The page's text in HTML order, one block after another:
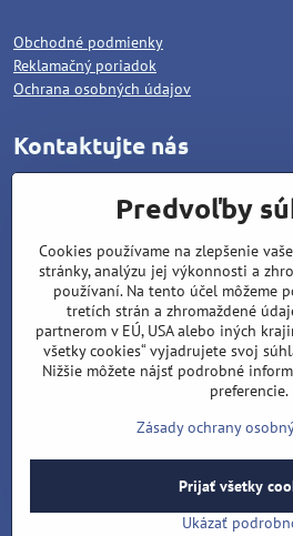
Obchodné podmienky
Reklamačný poriadok
Ochrana osobných údajov
Kontaktujte nás
Pod dráhami 1378/25
96001 Zvolen
Matúš Lipiansky: +421 905 796 048
Filip Lipiansky: +421 911 437 721
wolcat@wolcat.sk
Pondelok - Piatok : 7:00 - 15:00
Sobota - Nedeľa : Zatvorené
©2026
Predvoľby súkromiaZásady
Predvoľby
Cookies používame na zlepšenie
stránky, analýzu jej výkonnosti a
používaní. Na tento účel môžeme
tretích strán a zhromaždené
partnerom v EÚ, USA alebo iných
všetky cookies“ vyjadrujete svoj
Nižšie môžete nájsť podrobné
preferencie.
Zásady ochrany
Ukázať
Prijať všetky